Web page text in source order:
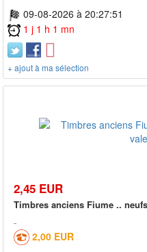
09-08-2026 à 20:27:51
1 j 1 h 1 mn
+ ajout à ma sélection
2,45 EUR
Timbres anciens Fiume ..
2,00 EUR